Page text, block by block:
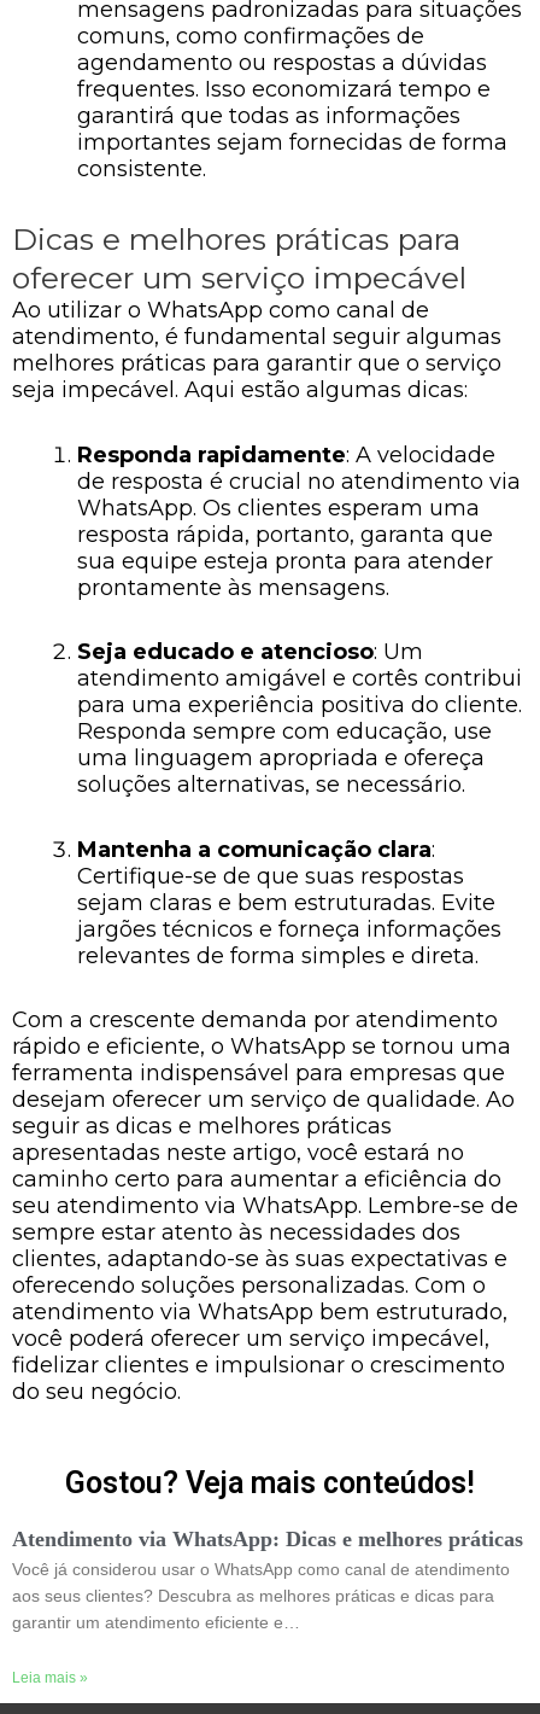
mensagens padronizadas para situações
comuns, como confirmações de
agendamento ou respostas a dúvidas
frequentes. Isso economizará tempo e
garantirá que todas as informações
importantes sejam fornecidas de forma
consistente.
Dicas e melhores práticas para
oferecer um serviço impecável
Ao utilizar o WhatsApp como canal de
atendimento, é fundamental seguir algumas
melhores práticas para garantir que o serviço
seja impecável. Aqui estão algumas dicas:
Responda rapidamente: A velocidade
de resposta é crucial no atendimento via
WhatsApp. Os clientes esperam uma
resposta rápida, portanto, garanta que
sua equipe esteja pronta para atender
prontamente às mensagens.
Seja educado e atencioso: Um
atendimento amigável e cortês contribui
para uma experiência positiva do cliente.
Responda sempre com educação, use
uma linguagem apropriada e ofereça
soluções alternativas, se necessário.
Mantenha a comunicação clara:
Certifique-se de que suas respostas
sejam claras e bem estruturadas. Evite
jargões técnicos e forneça informações
relevantes de forma simples e direta.
Com a crescente demanda por atendimento
rápido e eficiente, o WhatsApp se tornou uma
ferramenta indispensável para empresas que
desejam oferecer um serviço de qualidade. Ao
seguir as dicas e melhores práticas
apresentadas neste artigo, você estará no
caminho certo para aumentar a eficiência do
seu atendimento via WhatsApp. Lembre-se de
sempre estar atento às necessidades dos
clientes, adaptando-se às suas expectativas e
oferecendo soluções personalizadas. Com o
atendimento via WhatsApp bem estruturado,
você poderá oferecer um serviço impecável,
fidelizar clientes e impulsionar o crescimento
do seu negócio.
Gostou? Veja mais conteúdos!
Atendimento via WhatsApp: Dicas e melhores práticas
Você já considerou usar o WhatsApp como canal de atendimento
aos seus clientes? Descubra as melhores práticas e dicas para
garantir um atendimento eficiente e…
Leia mais »